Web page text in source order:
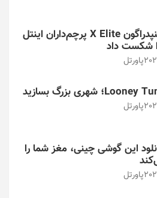
تراشه اسنپدراگون X Elite پرچم‌داران اینتل
پاورتل
پاورتل
این گوشی چینی، مغز شما را
پاورتل